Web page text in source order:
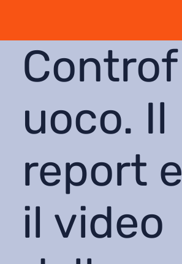
Controf
uoco. Il
report e
il video